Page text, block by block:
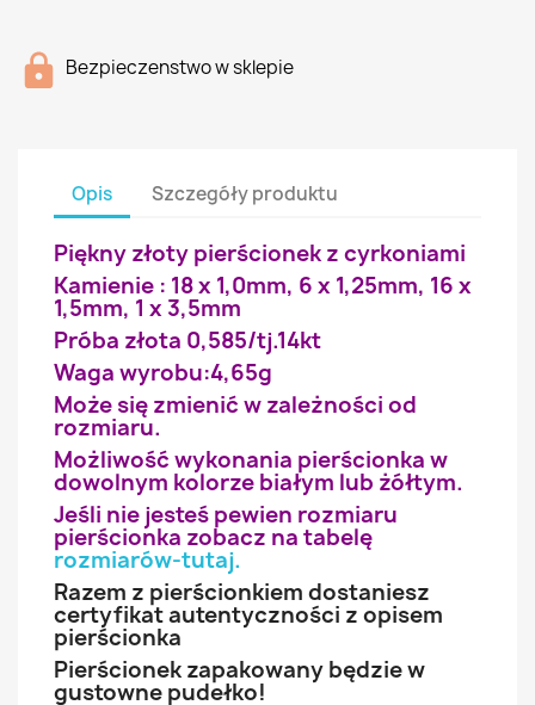
Bezpieczenstwo w sklepie
Opis Szczegóły produktu
Piękny złoty pierścionek z cyrkoniami
Kamienie : 18 x 1,0mm, 6 x 1,25mm, 16 x
1,5mm, 1 x 3,5mm
Próba złota 0,585/tj.14kt
Waga wyrobu:4,65g
Może się zmienić w zależności od
rozmiaru.
Możliwość wykonania pierścionka w
dowolnym kolorze białym lub żółtym.
Jeśli nie jesteś pewien rozmiaru
pierścionka zobacz na tabelę
rozmiarów-tutaj.
Razem z pierścionkiem dostaniesz
certyfikat autentyczności z opisem
pierścionka
Pierścionek zapakowany będzie w
gustowne pudełko!